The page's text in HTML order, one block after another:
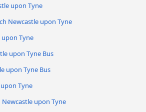
upon Tyne
Newcastle upon Tyne
upon Tyne
upon Tyne Bus
upon Tyne Bus
Tyne
upon Tyne